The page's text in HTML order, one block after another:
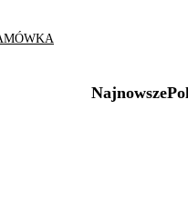
Najnowsze